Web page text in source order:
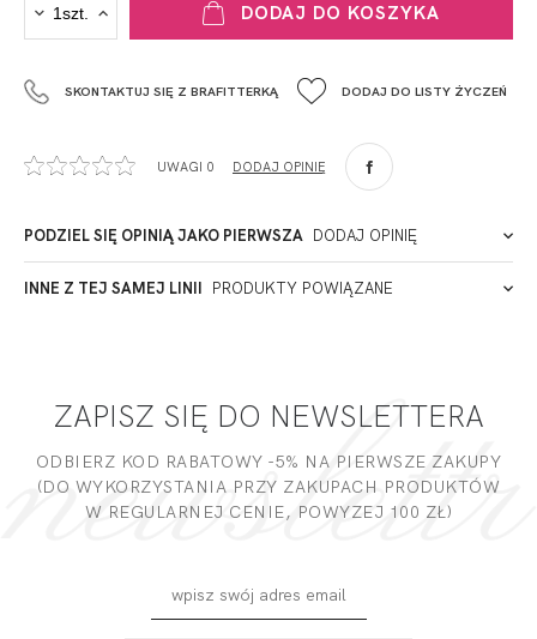
Fashiontex Group Sp.z o.o. Spółka komandytowa
+48 42 719 43 15
90-057
Polska
ADRES PUNKTU KONTAKTOWEGO
DODAJ DO KOSZYKA
SKONTAKTUJ SIĘ Z BRAFITTERKĄ DODAJ DO LISTY ŻYCZEŃ
UWAGI 0 DODAJ OPINIĘ
PODZIEL SIĘ OPINIĄ JAKO PIERWSZA DODAJ OPINIĘ
INNE Z TEJ SAMEJ LINII PRODUKTY POWIĄZANE
ZAPISZ SIĘ DO NEWSLETTERA
ODBIERZ KOD RABATOWY -5% NA PIERWSZE ZAKUPY
(DO WYKORZYSTANIA PRZY ZAKUPACH PRODUKTÓW
W REGULARNEJ CENIE, POWYZEJ 100 ZŁ)